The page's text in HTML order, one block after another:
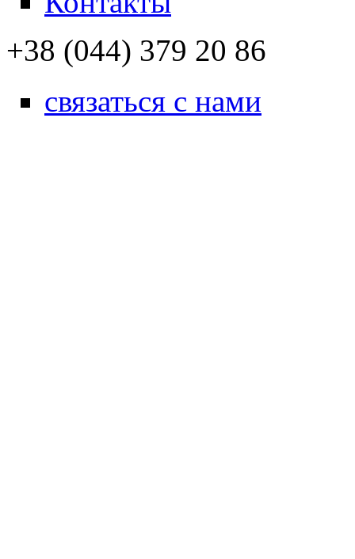
+38 (044) 379 20 86
связаться с нами